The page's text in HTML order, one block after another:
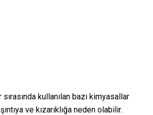
kullanılan bazı kimyasallar
ve kızarıklığa neden olabilir.